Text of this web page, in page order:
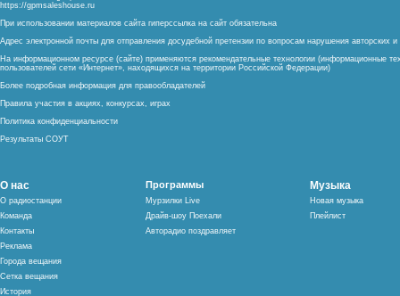
https://gpmsaleshouse.ru
При использовании материалов сайта гиперссылка на сайт обязательна
Адрес электронной почты для отправления досудебной претензии по вопросам нарушения авторских
На информационном ресурсе (сайте) применяются рекомендательные технологии (информационные
пользователей сети «Интернет», находящихся на территории Российской Федерации)
Более подробная информация для правообладателей
Правила участия в акциях, конкурсах, играх
Политика конфиденциальности
Результаты СОУТ
О нас
О радиостанции
Команда
Контакты
Реклама
Города вещания
Сетка вещания
История
Программы
Мурзилки Live
Драйв-шоу Поехали
Авторадио поздравляет
Музыка
Новая музыка
Плейлист